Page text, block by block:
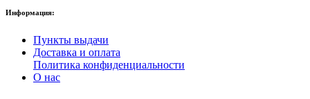
Информация:
Пункты выдачи
Доставка и оплата
Политика конфиденциальности
О нас